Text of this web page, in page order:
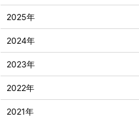
2025年
2024年
2023年
2022年
2021年